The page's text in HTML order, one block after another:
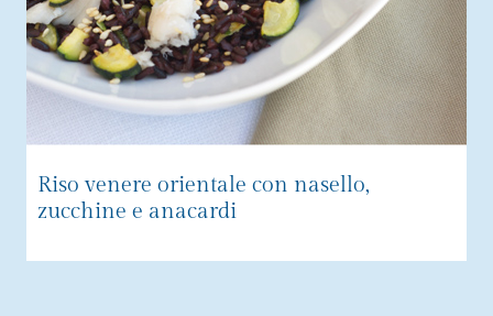
Riso venere orientale con nasello,
zucchine e anacardi